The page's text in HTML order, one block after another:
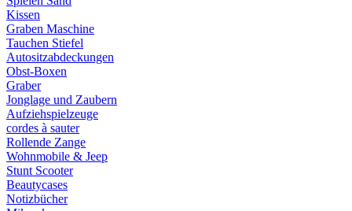
Kissen
Graben Maschine
Tauchen Stiefel
Autositzabdeckungen
Obst-Boxen
Graber
Jonglage und Zaubern
Aufziehspielzeuge
cordes à sauter
Rollende Zange
Wohnmobile & Jeep
Stunt Scooter
Beautycases
Notizbücher